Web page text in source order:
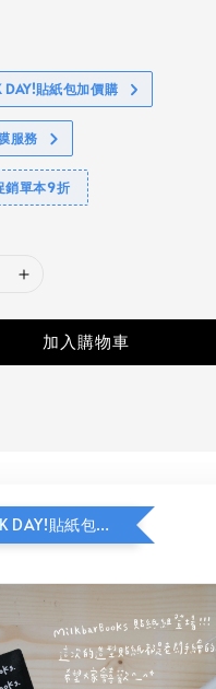
DAY!貼紙包加價購
服務
銷單本9折
加入購物車
HAVE A BOOK DAY!貼紙包加價購